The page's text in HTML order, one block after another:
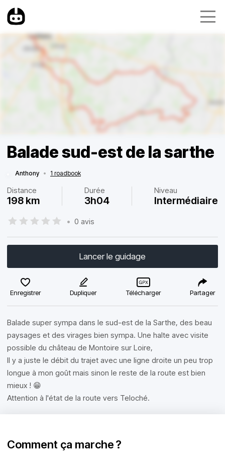
Balade sud-est de la sarthe
Anthony • 1 roadbook
Distance
198 km
Durée
3h04
Niveau
Intermédiaire
• 0 avis
Lancer le guidage
Enregistrer Dupliquer Télécharger Partager
Balade super sympa dans le sud-est de la Sarthe, des beau
paysages et des virages bien sympa. Une halte avec visite
possible du château de Montoire sur Loire,
Il y a juste le débit du trajet avec une ligne droite un peu trop
longue à mon goût mais sinon le reste de la route est bien
mieux ! 😁
Attention à l'état de la route vers Teloché.
Comment ça marche ?